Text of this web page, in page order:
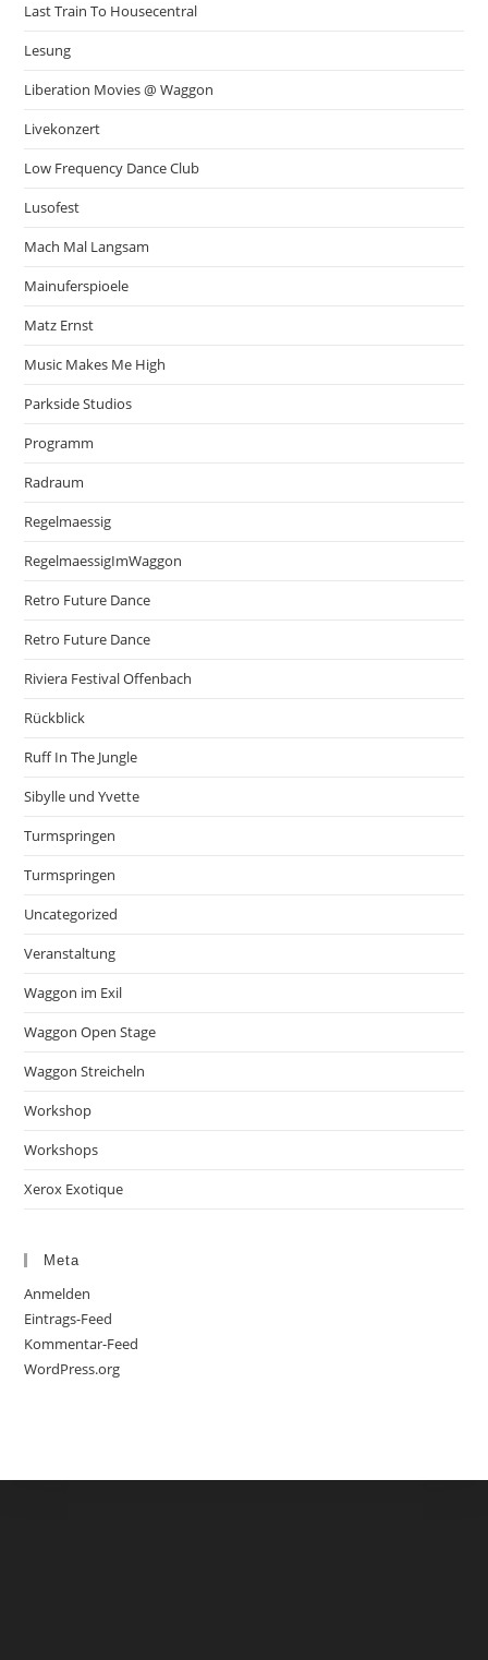
Last Train To Housecentral
Lesung
Liberation Movies @ Waggon
Livekonzert
Low Frequency Dance Club
Lusofest
Mach Mal Langsam
Mainuferspioele
Matz Ernst
Music Makes Me High
Parkside Studios
Programm
Radraum
Regelmaessig
RegelmaessigImWaggon
Retro Future Dance
Retro Future Dance
Riviera Festival Offenbach
Rückblick
Ruff In The Jungle
Sibylle und Yvette
Turmspringen
Turmspringen
Uncategorized
Veranstaltung
Waggon im Exil
Waggon Open Stage
Waggon Streicheln
Workshop
Workshops
Xerox Exotique
Meta
Anmelden
Eintrags-Feed
Kommentar-Feed
WordPress.org